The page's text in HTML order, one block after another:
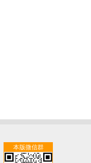
本版微信群